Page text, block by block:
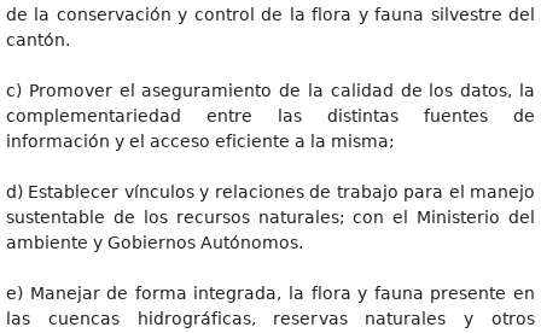
de la conservación y control de la flora y fauna silvestre del
cantón.
c) Promover el aseguramiento de la calidad de los datos, la
complementariedad entre las distintas fuentes de
información y el acceso eficiente a la misma;
d) Establecer vínculos y relaciones de trabajo para el manejo
sustentable de los recursos naturales; con el Ministerio del
ambiente y Gobiernos Autónomos.
e) Manejar de forma integrada, la flora y fauna presente en
las cuencas hidrográficas, reservas naturales y otros